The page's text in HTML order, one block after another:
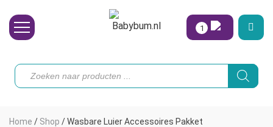
Toebehoren
1
Producten
zoeken
Home / Shop /Wasbare Luier Accessoires Pakket